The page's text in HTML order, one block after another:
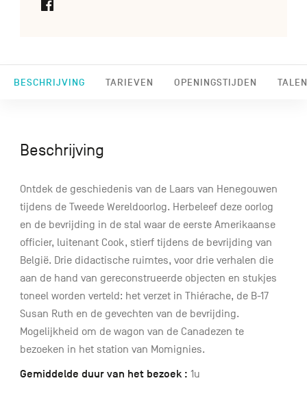
BESCHRIJVING TARIEVEN OPENINGSTIJDEN
Beschrijving
Ontdek de geschiedenis van de Laars van Henegouwen
tijdens de Tweede Wereldoorlog. Herbeleef deze oorlog
en de bevrijding in de stal waar de eerste Amerikaanse
officier, luitenant Cook, stierf tijdens de bevrijding van
België. Drie didactische ruimtes, voor drie verhalen die
aan de hand van gereconstrueerde objecten en stukjes
toneel worden verteld: het verzet in Thiérache, de B-17
Susan Ruth en de gevechten van de bevrijding.
Mogelijkheid om de wagon van de Canadezen te
bezoeken in het station van Momignies.
Gemiddelde duur van het bezoek : 1u